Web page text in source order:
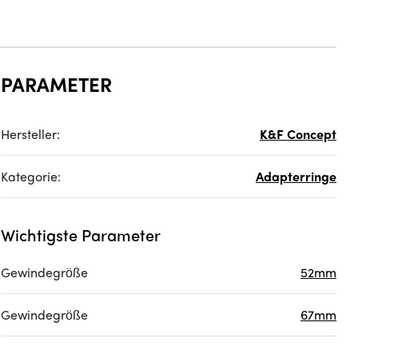
PARAMETER
Hersteller: K&F Concept
Kategorie: Adapterringe
Wichtigste Parameter
Gewindegröße 52mm
Gewindegröße 67mm